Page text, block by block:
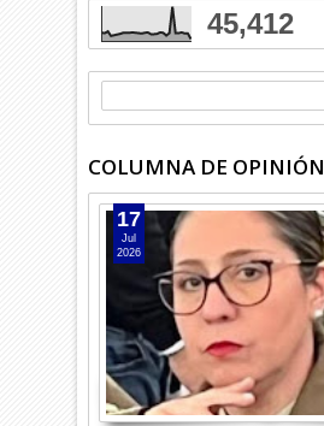
45,412
COLUMNA DE OPINIÓN
17
Jul
2026